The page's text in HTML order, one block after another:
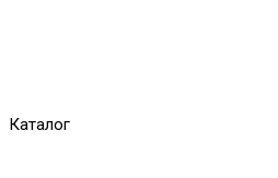
Каталог